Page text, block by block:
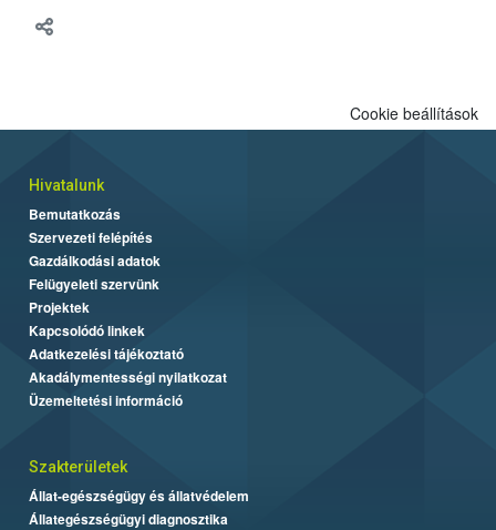
Cookie beállítások
Hivatalunk
Bemutatkozás
Szervezeti felépítés
Gazdálkodási adatok
Felügyeleti szervünk
Projektek
Kapcsolódó linkek
Adatkezelési tájékoztató
Akadálymentességi nyilatkozat
Üzemeltetési információ
Szakterületek
Állat-egészségügy és állatvédelem
Állategészségügyi diagnosztika